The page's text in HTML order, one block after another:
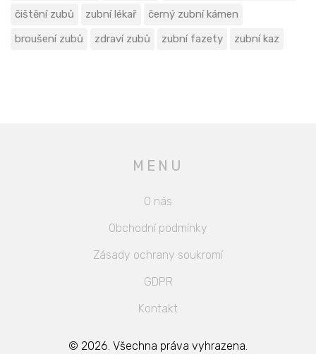
čištění zubů
zubní lékař
černý zubní kámen
broušení zubů
zdraví zubů zubní fazety zubní kaz
MENU
O nás
Obchodní podmínky
Zásady ochrany soukromí
GDPR
Kontakt
© 2026. Všechna práva vyhrazena.